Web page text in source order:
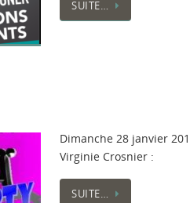
SUITE…
Dimanche 28 janvier
Virginie Crosnier :
SUITE…